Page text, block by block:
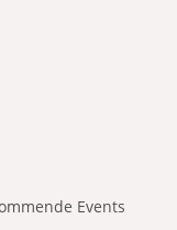
Events